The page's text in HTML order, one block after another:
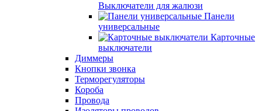
Выключатели для жалюзи
Панели
универсальные
Карточные
выключатели
Диммеры
Кнопки звонка
Терморегуляторы
Короба
Провода